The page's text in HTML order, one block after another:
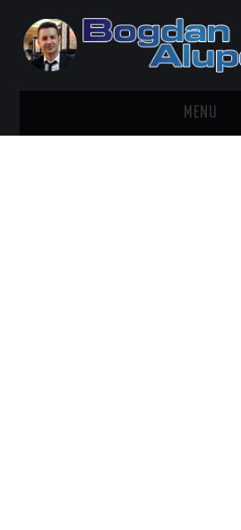
MENU